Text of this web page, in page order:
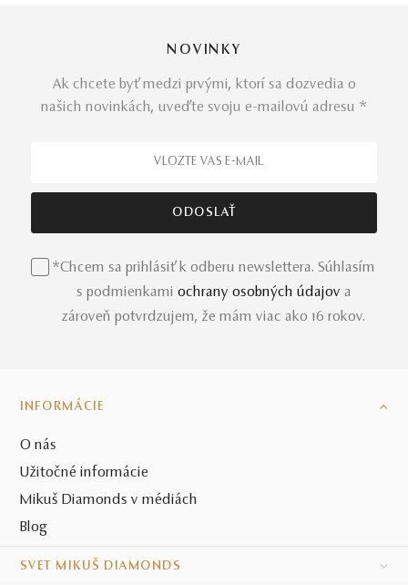
NOVINKY
Ak chcete byť medzi prvými, ktorí sa dozvedia o
našich novinkách, uveďte svoju e-mailovú adresu *
*Chcem sa prihlásiť k odberu newslettera. Súhlasím
s podmienkami ochrany osobných údajov a
zároveň potvrdzujem, že mám viac ako 16 rokov.
INFORMÁCIE
O nás
Užitočné informácie
Mikuš Diamonds v médiách
Blog
SVET MIKUŠ DIAMONDS